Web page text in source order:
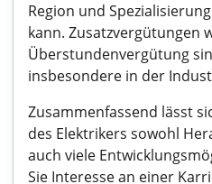
Region und
kann. Zusatzvergütungen
Überstundenvergütung
insbesondere in der
Zusammenfassend lässt
des Elektrikers sowohl
auch viele
Sie Interesse an einer